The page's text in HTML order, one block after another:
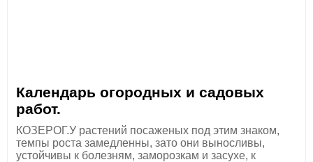
Календарь огородных и садовых
работ.
КОЗЕРОГ.У растений посаженых под этим знаком,
темпы роста замедленны, зато они выносливы,
устойчивы к болезням, заморозкам и засухе, к